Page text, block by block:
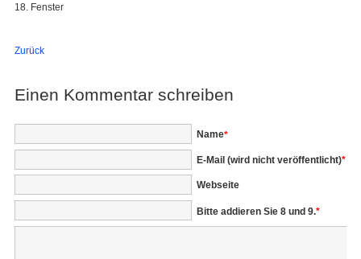
18. Fenster
Zurück
Einen Kommentar schreiben
Pflichtfeld
Name*
E-Mail (wird nicht veröffentlicht)*
Webseite
Bitte addieren Sie 8 und 9.*